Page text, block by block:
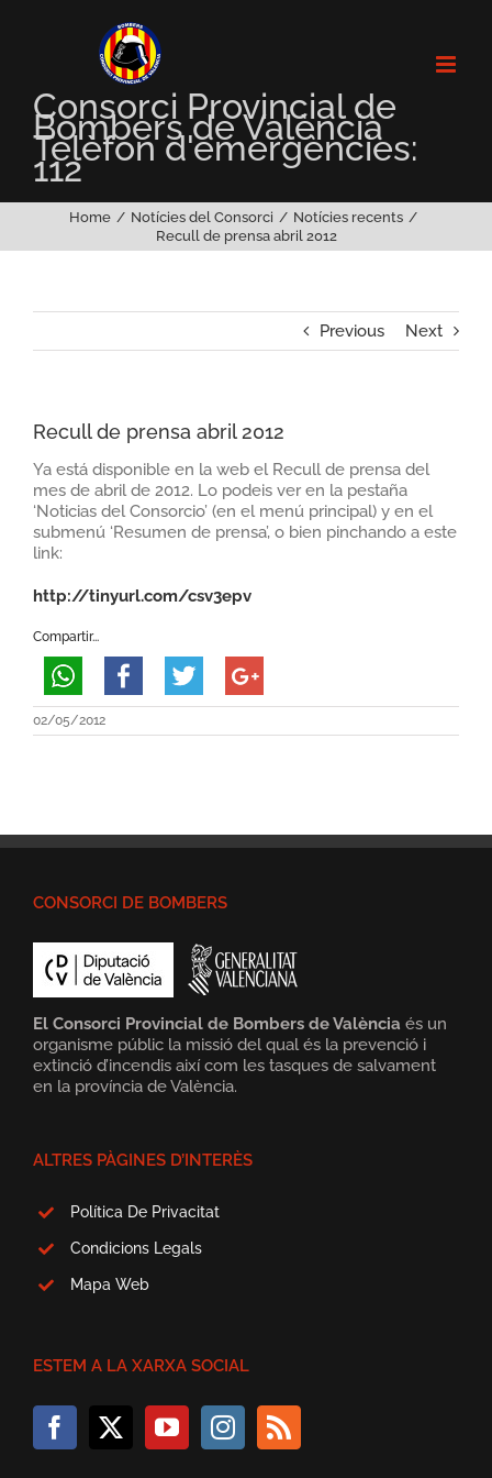
Consorci Provincial de
Bombers de València
Telèfon d'emergències:
112
Home Notícies del Consorci
Notícies recents
Recull de prensa abril 2012
Previous Next
Recull de prensa abril 2012
Ya está disponible en la web el Recull de prensa del
mes de abril de 2012. Lo podeis ver en la pestaña
‘Noticias del Consorcio’ (en el menú principal) y en el
submenú ‘Resumen de prensa’, o bien pinchando a este
link:
http://tinyurl.com/csv3epv
Compartir...
02/05/2012
CONSORCI DE BOMBERS
El Consorci Provincial de Bombers de València és un
organisme públic la missió del qual és la prevenció i
extinció d’incendis així com les tasques de salvament
en la província de València.
ALTRES PÀGINES D’INTERÈS
Política De Privacitat
Condicions Legals
Mapa Web
ESTEM A LA XARXA SOCIAL